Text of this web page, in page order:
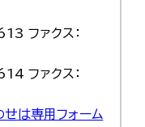
ファクス：
ファクス：
は専用フォーム